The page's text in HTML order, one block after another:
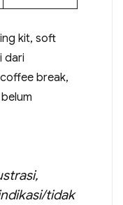
kit, soft
dari
break,
tidak